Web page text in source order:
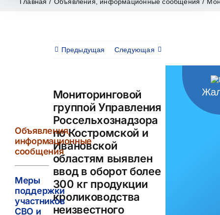
Предыдущая Следующая
Мониторинговой
группой Управления
Россельхознадзора
по Костромской и
Ивановской
областям выявлен
ввод в оборот более
300 кг продукции
кролиководства
неизвестного
Объявления,
информационные
сообщения
Меры
поддержки
участников
СВО и